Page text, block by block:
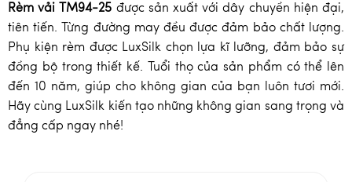
Rèm vải TM94-25 được sản xuất với dây chuyền hiện đại,
tiên tiến. Từng đường may đều được đảm bảo chất lượng.
Phụ kiện rèm được LuxSilk chọn lựa kĩ lưỡng, đảm bảo sự
đồng bộ trong thiết kế. Tuổi thọ của sản phẩm có thể lên
đến 10 năm, giúp cho không gian của bạn luôn tươi mới.
Hãy cùng LuxSilk kiến tạo những không gian sang trọng và
đẳng cấp ngay nhé!